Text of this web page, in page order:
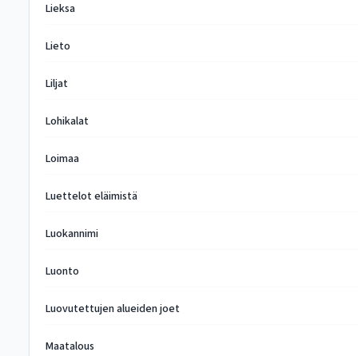
Lieksa
Lieto
Liljat
Lohikalat
Loimaa
Luettelot eläimistä
Luokannimi
Luonto
Luovutettujen alueiden joet
Maatalous